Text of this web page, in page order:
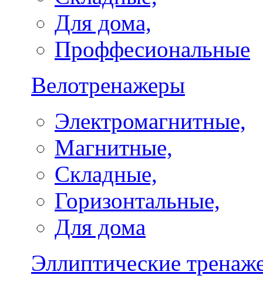
Для дома,
Проффесиональные
Велотренажеры
Электромагнитные,
Магнитные,
Складные,
Горизонтальные,
Для дома
Эллиптические